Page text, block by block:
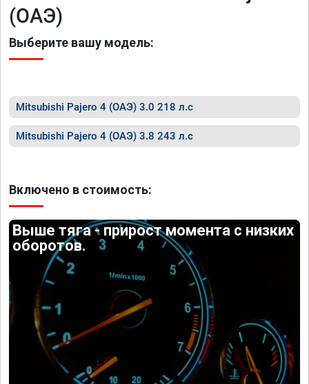
(ОАЭ)
Выберите вашу модель:
Mitsubishi Pajero 4 (ОАЭ) 3.0 218 л.с
Mitsubishi Pajero 4 (ОАЭ) 3.8 243 л.с
Включено в стоимость:
Выше тяга - прирост момента с низких
оборотов.